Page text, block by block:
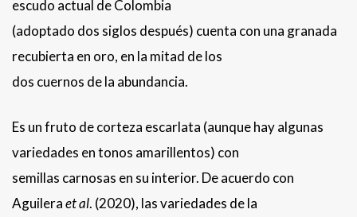
escudo actual de Colombia
(adoptado dos siglos después) cuenta con una granada
recubierta en oro, en la mitad de los
dos cuernos de la abundancia.
Es un fruto de corteza escarlata (aunque hay algunas
variedades en tonos amarillentos) con
semillas carnosas en su interior. De acuerdo con
Aguileraet al. (2020), las variedades de la